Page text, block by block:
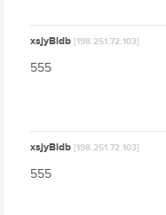
xsjyBldb[198.251.72.103]
555
xsjyBldb[198.251.72.103]
555